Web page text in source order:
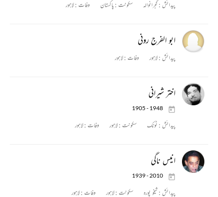
پیدائش : گجرانوالہ سکونت : پاکستان وفات :لاہور
ابو الفرج رونی
پیدائش :لاہور وفات :لاہور
اختر شیرانی
1905 - 1948
پیدائش : ٹونک سکونت :لاہور وفات :لاہور
انیس ناگی
1939 - 2010
پیدائش : شیخو پورہ سکونت :لاہور وفات :لاہور